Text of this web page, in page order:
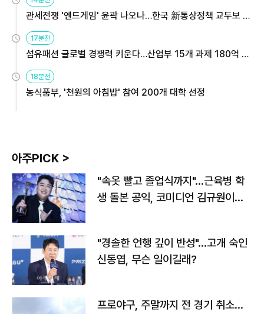
관세전쟁 '엔드게임' 윤곽 나오나…한국 新통상정책 교두보 활
용해야
17분전
섬유패션 글로벌 경쟁력 키운다…산업부 15개 과제 180억 지
원
18분전
농식품부, '천원의 아침밥' 참여 200개 대학 선정
아주PICK >
"속옷 빨고 졸업식까지"…근육병 학
생 돌본 공익, 코미디언 김규원이었
"경솔한 언행 깊이 반성"…고개 숙인
신동엽, 무슨 일이길래?
프로야구, 주말까지 전 경기 취소…